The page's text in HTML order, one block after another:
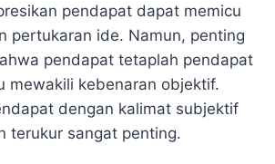
pendapat dapat memicu
pertukaran ide. Namun, penting
pendapat tetaplah pendapat
mewakili kebenaran objektif.
dengan kalimat subjektif
terukur sangat penting.